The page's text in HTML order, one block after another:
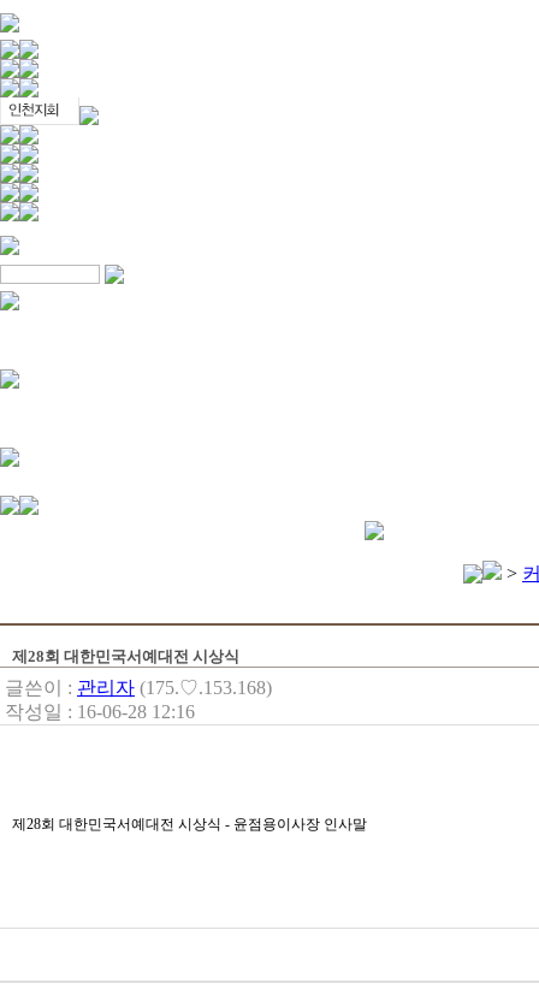
>
제28회 대한민국서예대전 시상식
글쓴이 : 관리자 (175.♡.153.168)
작성일 : 16-06-28 12:16
제28회 대한민국서예대전 시상식 - 윤점용이사장 인사말